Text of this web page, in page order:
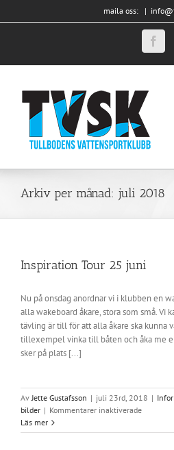
till
maila oss: |
Arkiv per månad: juli 2018
Inspiration Tour 25 juni
Nu på onsdag anordnar vi i klubben en
alla wakeboard åkare, stora som små. Vi
tävling är till för att alla åkare ska kunna
tillexempel vinka till båten och åka me
sker på plats [...]
AvJette Gustafsson | juli 23rd, 2018 |
bilder | Kommentarer inaktiveradeför
Tour
Läs mer